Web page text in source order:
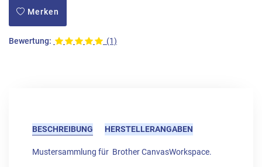
Merken
Bewertung: (1)
BESCHREIBUNG HERSTELLERANGABEN
Mustersammlung für Brother CanvasWorkspace.